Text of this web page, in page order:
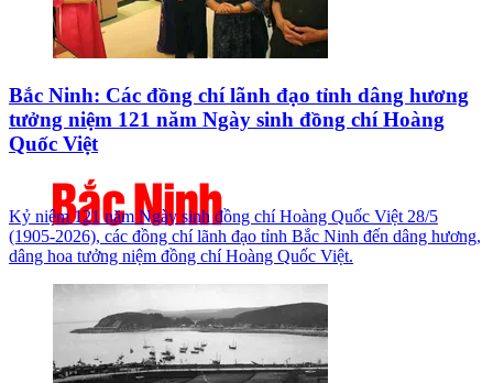
Bắc Ninh: Các đồng chí lãnh đạo tỉnh dâng hương
tưởng niệm 121 năm Ngày sinh đồng chí Hoàng
Quốc Việt
Kỷ niệm 121 năm Ngày sinh đồng chí Hoàng Quốc Việt 28/5
(1905-2026), các đồng chí lãnh đạo tỉnh Bắc Ninh đến dâng hương,
dâng hoa tưởng niệm đồng chí Hoàng Quốc Việt.